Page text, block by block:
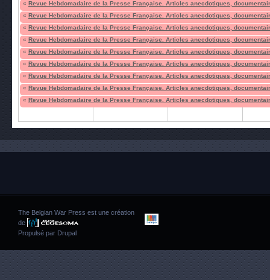
« Revue Hebdomadaire de la Presse Française. Articles anecdotiques,
« Revue Hebdomadaire de la Presse Française. Articles anecdotiques,
« Revue Hebdomadaire de la Presse Française. Articles anecdotiques,
« Revue Hebdomadaire de la Presse Française. Articles anecdotiques,
« Revue Hebdomadaire de la Presse Française. Articles anecdotiques,
« Revue Hebdomadaire de la Presse Française. Articles anecdotiques,
« Revue Hebdomadaire de la Presse Française. Articles anecdotiques,
« Revue Hebdomadaire de la Presse Française. Articles anecdotiques,
« Revue Hebdomadaire de la Presse Française. Articles anecdotiques,
The Belgian War Press est une création
de
Propulsé par Drupal